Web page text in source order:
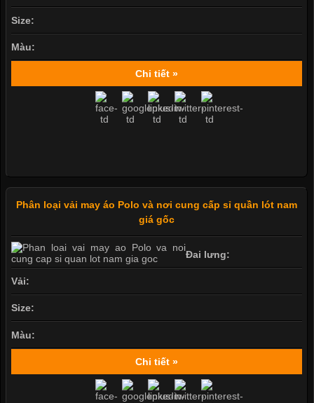
Size:
Màu:
Chi tiết »
Phân loại vải may áo Polo và nơi cung cấp sỉ quần lót nam
giá gốc
Đai lưng:
Vải:
Size:
Màu:
Chi tiết »